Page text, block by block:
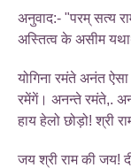
अनुवाद:- "परम् सत्य
अस्तित्व के असीम
योगिना रमंते अनंत
रमेंगें। अनन्ते रमंते,.
हाय हेलो छोड़ो! श्री
जय श्री राम की जय!